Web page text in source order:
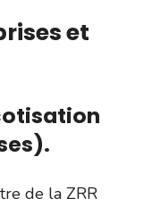
et
de la ZRR